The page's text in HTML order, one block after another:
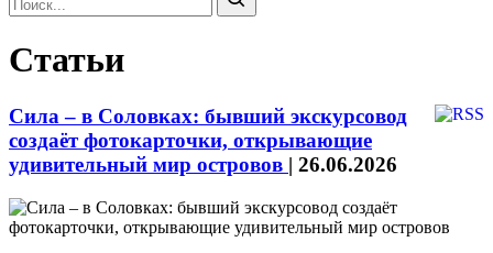
Статьи
Сила – в Соловках: бывший экскурсовод
создаёт фотокарточки, открывающие
удивительный мир островов | 26.06.2026